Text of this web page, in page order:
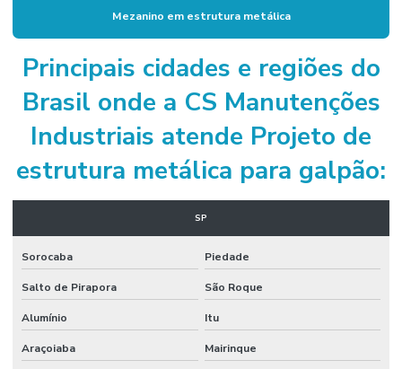
Fabricação e montagem de estruturas metálicas em geral
Fabricantes mezaninos metálicos
Galpão pré moldado metálico
Indústria de montagem
Indústria de montagem industrial
Instalação de bomba pressurizadora
Instalação elétrica industrial
Instalação elétrica tubulação externa
Mezanino em estrutura metálica
Principais cidades e regiões do
Brasil onde a CS Manutenções
Industriais atende Projeto de
estrutura metálica para galpão:
SP
Sorocaba Piedade
Salto de Pirapora São Roque
Alumínio Itu
Araçoiaba Mairinque